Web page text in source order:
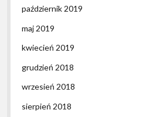
październik 2019
maj 2019
kwiecień 2019
grudzień 2018
wrzesień 2018
sierpień 2018